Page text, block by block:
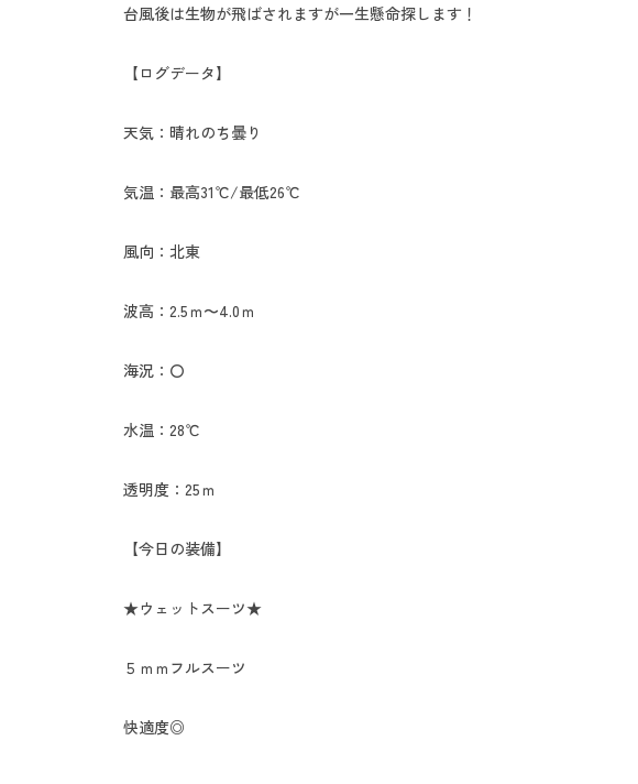
台風後は生物が飛ばされますが一生懸命探します！
【ログデータ】
天気：晴れのち曇り
気温：最高31℃/最低26℃
風向：北東
波高：2.5ｍ〜4.0ｍ
海況：〇
水温：28℃
透明度：25ｍ
【今日の装備】
★ウェットスーツ★
５ｍｍフルスーツ
快適度◎